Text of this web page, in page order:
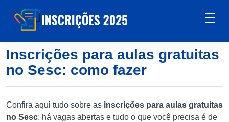
Inscrições para aulas gratuitas
no Sesc: como fazer
Confira aqui tudo sobre as inscrições para aulas gratuitas
no Sesc: há vagas abertas e tudo o que você precisa é de